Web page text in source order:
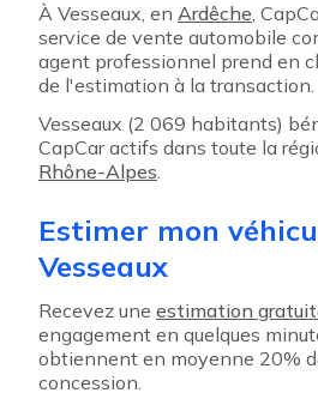
À Vesseaux, en Ardêche,
service de vente automobile
agent professionnel prend en
de l'estimation à la transaction.
Vesseaux (2 069 habitants)
CapCar actifs dans toute la
Rhône-Alpes.
Estimer mon
Vesseaux
Recevez une estimation
engagement en quelques
obtiennent en moyenne 20%
concession.